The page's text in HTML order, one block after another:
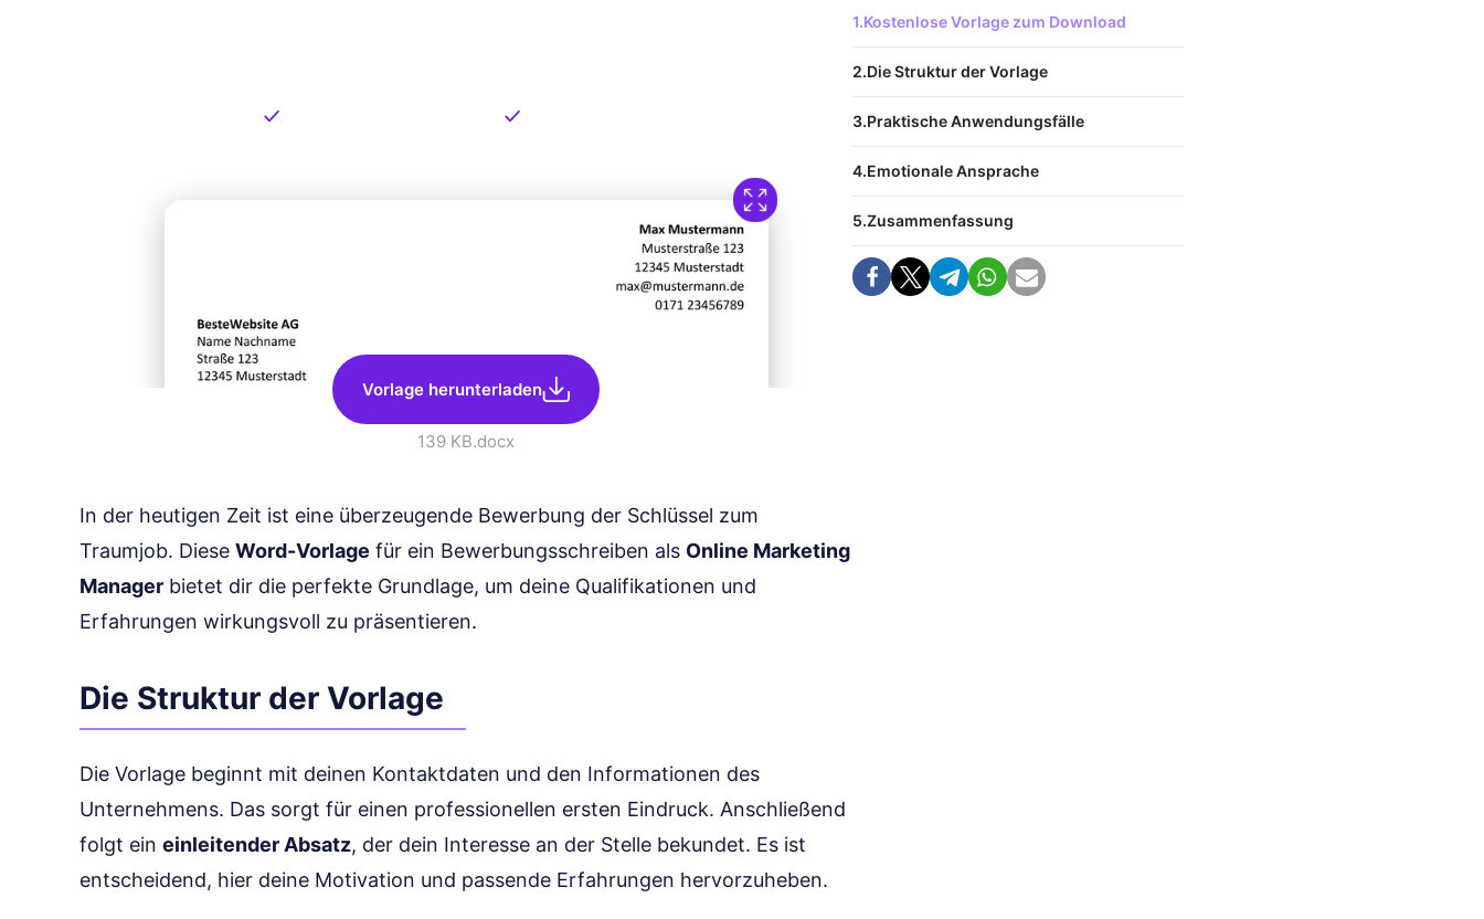
Vorlage herunterladen
139 KB.docx
In der heutigen Zeit ist eine überzeugende Bewerbung der Schlüssel zum
Traumjob. Diese Word-Vorlage für ein Bewerbungsschreiben als Online Marketing
Manager bietet dir die perfekte Grundlage, um deine Qualifikationen und
Erfahrungen wirkungsvoll zu präsentieren.
Die Struktur der Vorlage
Die Vorlage beginnt mit deinen Kontaktdaten und den Informationen des
Unternehmens. Das sorgt für einen professionellen ersten Eindruck. Anschließend
folgt ein einleitender Absatz, der dein Interesse an der Stelle bekundet. Es ist
entscheidend, hier deine Motivation und passende Erfahrungen hervorzuheben.
Kostenlose Vorlage zum Download
Die Struktur der Vorlage
Praktische Anwendungsfälle
Emotionale Ansprache
Zusammenfassung